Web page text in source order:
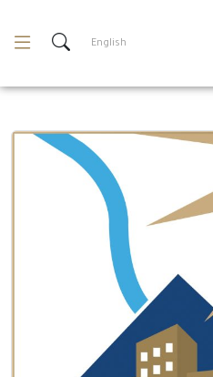
English